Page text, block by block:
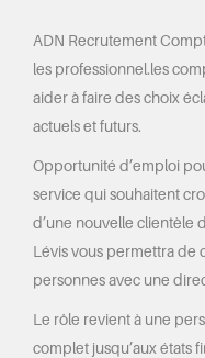
ADN Recrutement
les professionnel.les
aider à faire des choix
actuels et futurs.
Opportunité d’emploi
service qui souhaitent
d’une nouvelle clientèle
Lévis vous permettra de
personnes avec une
Le rôle revient à une
complet jusqu’aux états